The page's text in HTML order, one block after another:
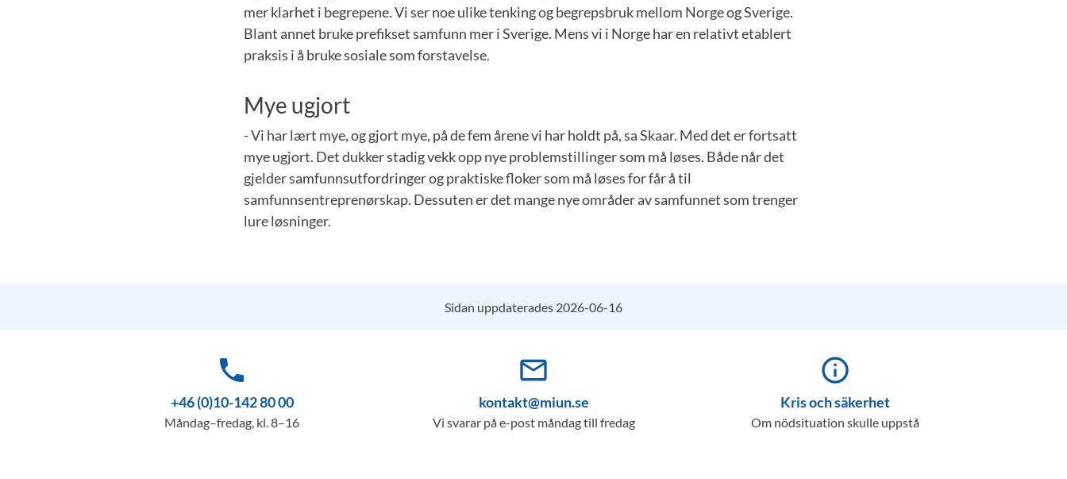
mer klarhet i begrepene. Vi ser noe ulike tenking og begrepsbruk mellom Norge og Sverige.
Blant annet bruke prefikset samfunn mer i Sverige. Mens vi i Norge har en relativt etablert
praksis i å bruke sosiale som forstavelse.
Mye ugjort
- Vi har lært mye, og gjort mye, på de fem årene vi har holdt på, sa Skaar. Med det er fortsatt
mye ugjort. Det dukker stadig vekk opp nye problemstillinger som må løses. Både når det
gjelder samfunnsutfordringer og praktiske floker som må løses for får å til
samfunnsentreprenørskap. Dessuten er det mange nye områder av samfunnet som trenger
lure løsninger.
Sidan uppdaterades 2026-06-16
phone
+46 (0)10-142 80 00
Måndag–fredag, kl. 8–16
mail_outline
kontakt@miun.se
Vi svarar på e-post måndag till fredag
info_outline
Kris och säkerhet
Om nödsituation skulle uppstå